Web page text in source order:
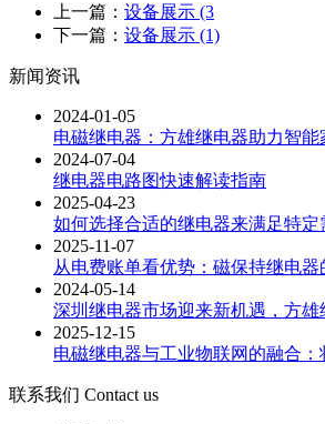
上一篇： 设备展示 (3
下一篇： 设备展示 (1)
新闻资讯
2024-01-05
电磁继电器：方雄继电器助力智能
2024-07-04
继电器电路图快速解读指南
2025-04-23
如何选择合适的继电器来满足特定
2025-11-07
从电费账单看优势：磁保持继电
2024-05-14
深圳继电器市场迎来新机遇，方雄
2025-12-15
电磁继电器与工业物联网的融合
联系我们 Contact us